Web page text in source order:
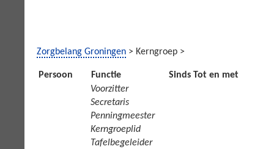
Zorgbelang Groningen > Kerngroep >
Persoon Functie Sinds Tot en met
Voorzitter
Secretaris
Penningmeester
Kerngroeplid
Tafelbegeleider